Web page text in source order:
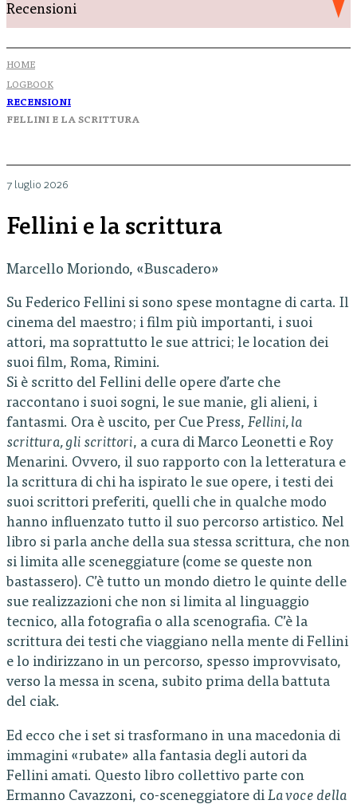
Recensioni
HOME
LOGBOOK
RECENSIONI
FELLINI E LA SCRITTURA
7 luglio 2026
Fellini e la scrittura
Marcello Moriondo, «Buscadero»
Su Federico Fellini si sono spese montagne di carta. Il
cinema del maestro; i film più importanti, i suoi
attori, ma soprattutto le sue attrici; le location dei
suoi film, Roma, Rimini.
Si è scritto del Fellini delle opere d’arte che
raccontano i suoi sogni, le sue manie, gli alieni, i
fantasmi. Ora è uscito, per Cue Press, Fellini, la
scrittura, gli scrittori, a cura di Marco Leonetti e Roy
Menarini. Ovvero, il suo rapporto con la letteratura e
la scrittura di chi ha ispirato le sue opere, i testi dei
suoi scrittori preferiti, quelli che in qualche modo
hanno influenzato tutto il suo percorso artistico. Nel
libro si parla anche della sua stessa scrittura, che non
si limita alle sceneggiature (come se queste non
bastassero). C’è tutto un mondo dietro le quinte delle
sue realizzazioni che non si limita al linguaggio
tecnico, alla fotografia o alla scenografia. C’è la
scrittura dei testi che viaggiano nella mente di Fellini
e lo indirizzano in un percorso, spesso improvvisato,
verso la messa in scena, subito prima della battuta
del ciak.
Ed ecco che i set si trasformano in una macedonia di
immagini «rubate» alla fantasia degli autori da
Fellini amati. Questo libro collettivo parte con
Ermanno Cavazzoni, co-sceneggiatore di La voce della